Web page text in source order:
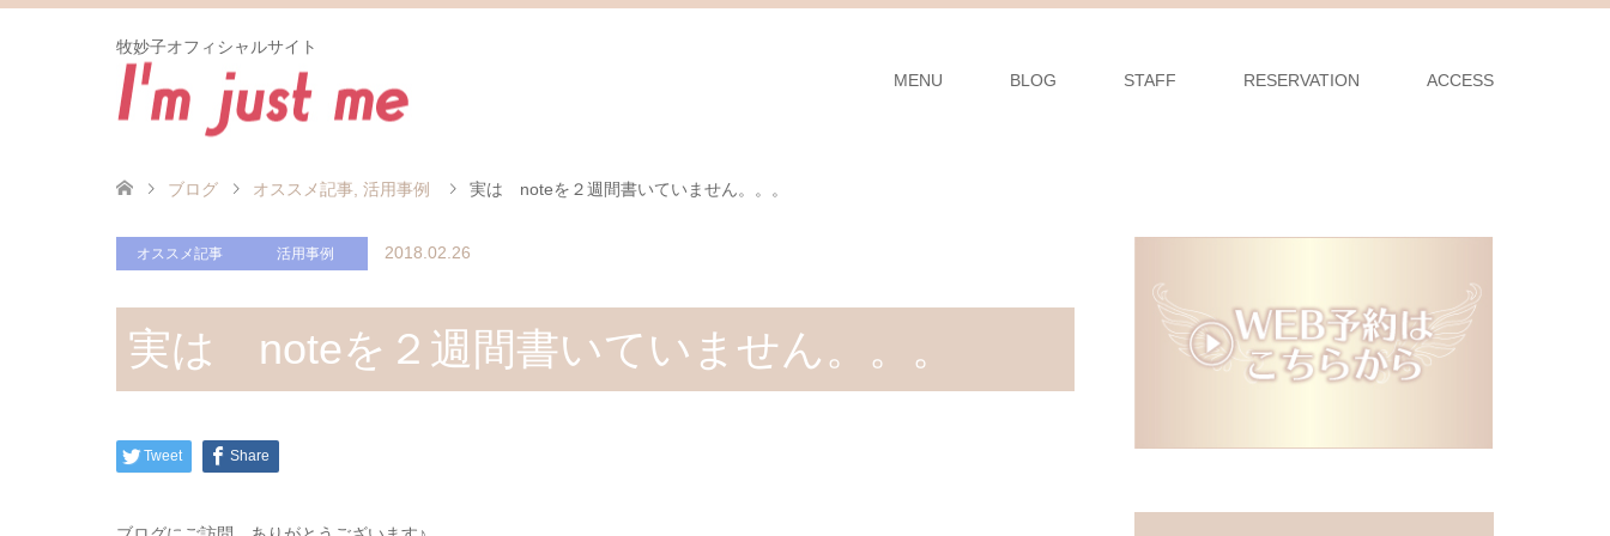
牧妙子オフィシャルサイト
MENU
BLOG STAFF RESERVATION ACCESS
ブログ オススメ記事 活用事例 実は noteを２週間書いていません。。。
オススメ記事 活用事例 2018.02.26
実は noteを２週間書いていません。。。
Tweet Share